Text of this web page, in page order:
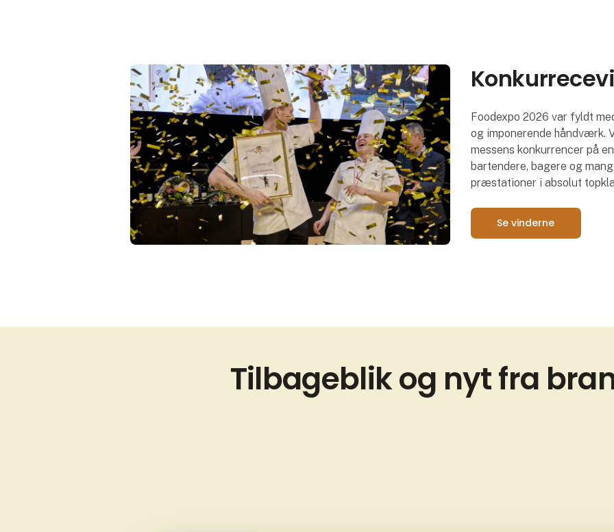
Foodexpo 2026 var fyldt
og imponerende håndværk.
messens konkurrencer på
bartendere, bagere og
præstationer i absolut
Se vinderne
Åbn link
Tilbageblik og nyt fra